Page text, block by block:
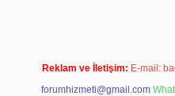
Reklam ve İletişim: E-mail:
forumhizmeti@gmail.com